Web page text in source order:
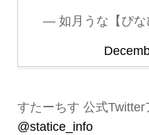
— 如月うな【ぴな
すたーちす 公式Twitter
@statice_info